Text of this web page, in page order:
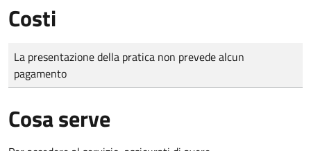
Costi
Tipo di pagamento
Importo
La presentazione della pratica non prevede alcun
pagamento
Cosa serve